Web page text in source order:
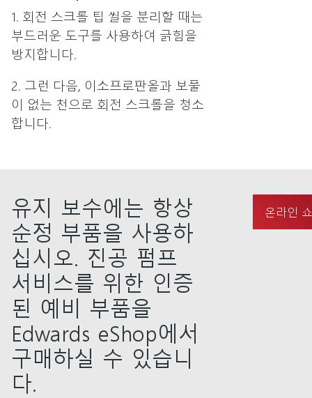
1. 회전 스크롤 팁 씰을 분리할 때는
부드러운 도구를 사용하여 긁힘을
방지합니다.
2. 그런 다음, 이소프로판올과 보풀
이 없는 천으로 회전 스크롤을 청소
합니다.
유지 보수에는 항상
순정 부품을 사용하
십시오. 진공 펌프
서비스를 위한 인증
된 예비 부품을
Edwards eShop에서
구매하실 수 있습니
다.
온라인